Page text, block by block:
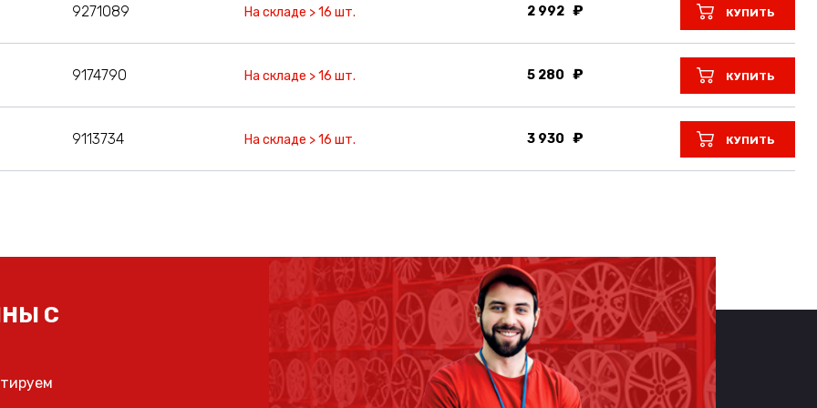
9271089 На складе > 16 шт. 2 992 КУПИТЬ
9174790 На складе > 16 шт. 5 280 КУПИТЬ
9113734 На складе > 16 шт. 3 930 КУПИТЬ
С